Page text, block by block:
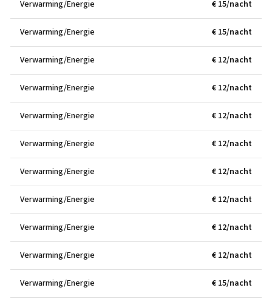
Verwarming/Energie € 15/nacht
Verwarming/Energie € 15/nacht
Verwarming/Energie € 12/nacht
Verwarming/Energie € 12/nacht
Verwarming/Energie € 12/nacht
Verwarming/Energie € 12/nacht
Verwarming/Energie € 12/nacht
Verwarming/Energie € 12/nacht
Verwarming/Energie € 12/nacht
Verwarming/Energie € 12/nacht
Verwarming/Energie € 15/nacht